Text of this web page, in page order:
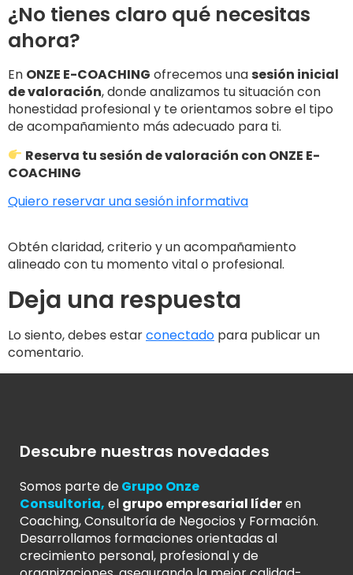
¿No tienes claro qué necesitas
ahora?
En ONZE E-COACHING ofrecemos unasesión inicial
de valoración, donde analizamos tu situación con
honestidad profesional y te orientamos sobre el tipo
de acompañamiento más adecuado para ti.
Reserva tu sesión de valoración con ONZE E-
COACHING
Quiero reservar una sesión informativa
Obtén claridad, criterio y un acompañamiento
alineado con tu momento vital o profesional.
Deja una respuesta
Lo siento, debes estarconectado para publicar un
comentario.
Descubre nuestras novedades
Somos parte deGrupo Onze
Consultoria, el grupo empresarial líderen
Coaching, Consultoría de Negocios y Formación.
Desarrollamos formaciones orientadas al
crecimiento personal, profesional y de